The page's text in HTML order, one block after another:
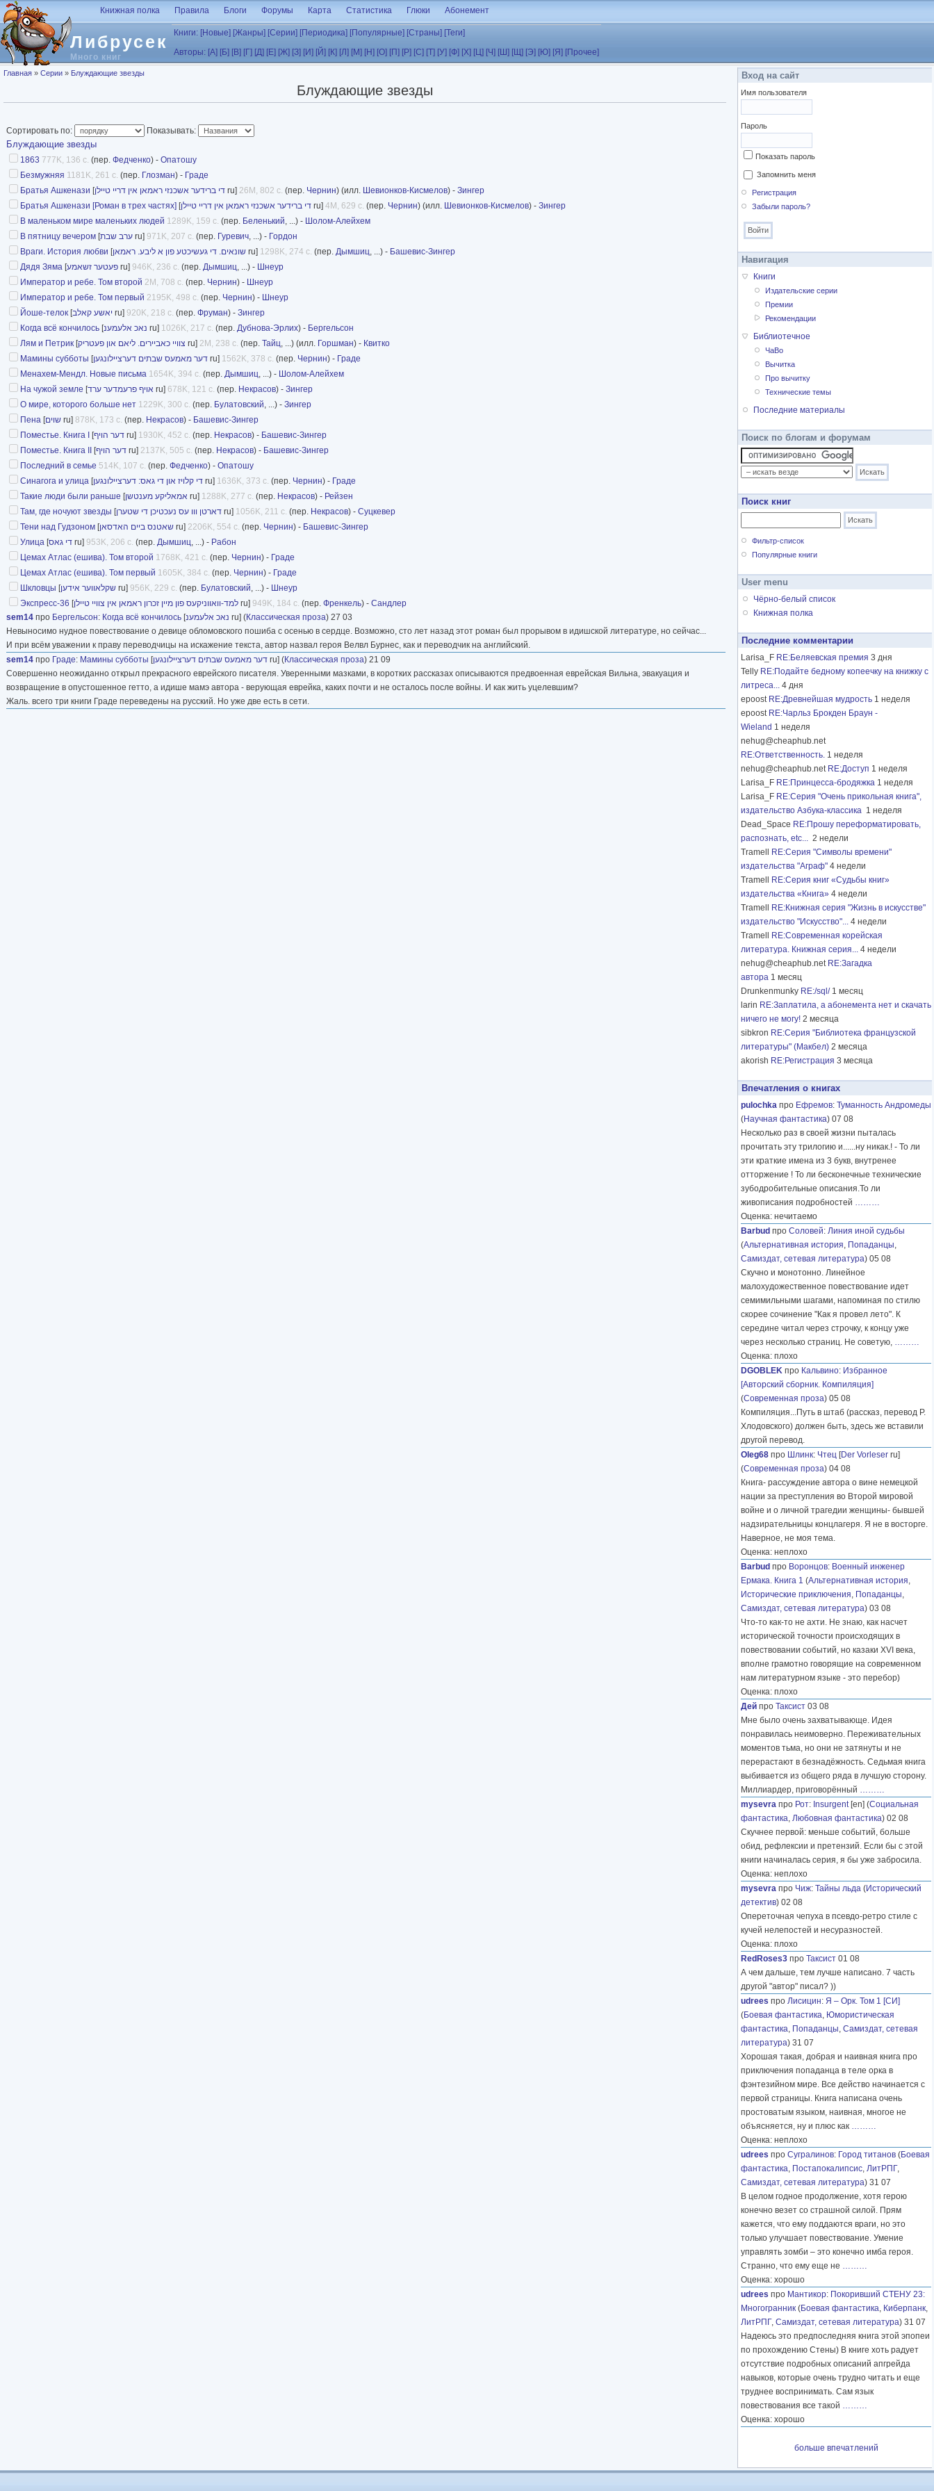
Перейти к основному содержанию
Либрусек
Много книг
Книжная полка Правила Блоги Форумы Карта Статистика Глюки Абонемент
Книги: [Новые] [Жанры] [Серии] [Периодика] [Популярные] [Страны] [Теги]
Авторы: [А] [Б] [В] [Г] [Д] [Е] [Ж] [З] [И] [Й] [К] [Л] [М] [Н] [О] [П] [Р] [С] [Т] [У] [Ф] [Х] [Ц] [Ч] [Ш] [Щ] [Э] [Ю] [Я] [Прочее]
Вы здесь
Главная » Серии » Блуждающие звезды
Блуждающие звезды
Сортировать по: Показывать:
Блуждающие звезды
1863 777K, 136 с. (пер. Федченко) - Опатошу
Безмужняя 1181K, 261 с. (пер. Глозман) - Граде
Братья Ашкенази [די ברידער אשכנזי ראמאן אין דריי טיילן ru] 26M, 802 с. (пер. Чернин) (илл. Шевионков-Кисмелов) - Зингер
Братья Ашкенази [Роман в трех частях] [די ברידער אשכנזי ראמאן אין דריי טיילן ru] 4M, 629 с. (пер. Чернин) (илл. Шевионков-Кисмелов) - Зингер
В маленьком мире маленьких людей 1289K, 159 с. (пер. Беленький, ...) - Шолом-Алейхем
В пятницу вечером [ערב שבת ru] 971K, 207 с. (пер. Гуревич, ...) - Гордон
Враги. История любви [שונאים. די געשיכטע פון א ליבע. ראמאן ru] 1298K, 274 с. (пер. Дымшиц, ...) - Башевис-Зингер
Дядя Зяма [פעטער זשאמע ru] 946K, 236 с. (пер. Дымшиц, ...) - Шнеур
Император и ребе. Том второй 2M, 708 с. (пер. Чернин) - Шнеур
Император и ребе. Том первый 2195K, 498 с. (пер. Чернин) - Шнеур
Йоше-телок [יאשע קאלב ru] 920K, 218 с. (пер. Фруман) - Зингер
Когда всё кончилось [נאכ אלעמענ ru] 1026K, 217 с. (пер. Дубнова-Эрлих) - Бергельсон
Лям и Петрик [ ru] 2M, 238 с. (пер. Тайц, ...) (илл. Горшман) - Квитко
Мамины субботы [דער מאמעס שבתים דערציילונגען ru] 1562K, 378 с. (пер. Чернин) - Граде
Менахем-Мендл. Новые письма 1654K, 394 с. (пер. Дымшиц, ...) - Шолом-Алейхем
На чужой земле [אויף פרעמדער ערד ru] 678K, 121 с. (пер. Некрасов) - Зингер
О мире, которого больше нет 1229K, 300 с. (пер. Булатовский, ...) - Зингер
Пена [שוים ru] 878K, 173 с. (пер. Некрасов) - Башевис-Зингер
Поместье. Книга I [דער הויף ru] 1930K, 452 с. (пер. Некрасов) - Башевис-Зингер
Поместье. Книга II [דער הויף ru] 2137K, 505 с. (пер. Некрасов) - Башевис-Зингер
Последний в семье 514K, 107 с. (пер. Федченко) - Опатошу
Синагога и улица [די קלויז און די גאס: דערציילונגען ru] 1636K, 373 с. (пер. Чернин) - Граде
Такие люди были раньше [אמאליקע מענטשן ru] 1288K, 277 с. (пер. Некрасов) - Рейзен
Там, где ночуют звезды [דארטן ווו עס נעכטיכן די שטערן ru] 1056K, 211 с. (пер. Некрасов) - Суцкевер
Тени над Гудзоном [שאטנס ביים האדסאן ru] 2206K, 554 с. (пер. Чернин) - Башевис-Зингер
Улица [די גאס ru] 953K, 206 с. (пер. Дымшиц, ...) - Рабон
Цемах Атлас (ешива). Том второй 1768K, 421 с. (пер. Чернин) - Граде
Цемах Атлас (ешива). Том первый 1605K, 384 с. (пер. Чернин) - Граде
Шкловцы [שקלאווער אידען ru] 956K, 229 с. (пер. Булатовский, ...) - Шнеур
Экспресс-36 [למד-וואווניקעס פון מיין זכרון ראמאן אין צוויי טיילן ru] 949K, 184 с. (пер. Френкель) - Сандлер
sem14 про Бергельсон: Когда всё кончилось [נאכ אלעמענ ru] (Классическая проза) 27 03
Невыносимо нудное повествование о девице обломовского пошиба с осенью в сердце. Возможно, сто лет назад этот роман был прорывом в идишской литературе, но сейчас...
И при всём уважении к праву переводчицы на искажение текста, автор назвал героя Велвл Бурнес, как и переводчик на английский.
sem14 про Граде: Мамины субботы [דער מאמעס שבתים דערציילונגען ru] (Классическая проза) 21 09
Совершенно неожиданно открыл прекрасного еврейского писателя. Уверенными мазками, в коротких рассказах описываются предвоенная еврейская Вильна, эвакуация и
возвращение в опустошенное гетто, а идише мамэ автора - верующая еврейка, каких почти и не осталось после войны. И как жить уцелевшим?
Жаль. всего три книги Граде переведены на русский. Но уже две есть в сети.
Вход на сайт
Имя пользователя
Пароль
Показать пароль
Запомнить меня
Регистрация
Забыли пароль?
Навигация
Книги
Издательские серии
Премии
Рекомендации
Библиотечное
ЧаВо
Вычитка
Про вычитку
Технические темы
Последние материалы
Поиск по блогам и форумам
Поиск книг
Фильтр-список
Популярные книги
User menu
Чёрно-белый список
Книжная полка
Последние комментарии
Larisa_F RE:Беляевская премия 3 дня
Telly RE:Подайте бедному копеечку на книжку с
литреса... 4 дня
epoost RE:Древнейшая мудрость 1 неделя
epoost RE:Чарльз Брокден Браун -
Wieland 1 неделя
nehug@cheaphub.net
RE:Ответственность. 1 неделя
nehug@cheaphub.net RE:Доступ 1 неделя
Larisa_F RE:Принцесса-бродяжка 1 неделя
Larisa_F RE:Серия "Очень прикольная книга",
издательство Азбука-классика 1 неделя
Dead_Space RE:Прошу переформатировать,
распознать, etc... 2 недели
Tramell
RE:Серия "Символы времени"
издательства "Аграф" 4 недели
Tramell
RE:Серия книг «Судьбы книг»
издательства «Книга» 4 недели
Tramell
RE:Книжная серия "Жизнь в искусстве"
издательство "Искусство"... 4 недели
Tramell
RE:Современная корейская
литература. Книжная серия... 4 недели
nehug@cheaphub.net RE:Загадка
автора 1 месяц
Drunkenmunky RE:/sql/ 1 месяц
larin RE:Заплатила, а абонемента нет и скачать
ничего не могу! 2 месяца
sibkron RE:Серия "Библиотека французской
литературы" (Макбел) 2 месяца
akorish RE:Регистрация 3 месяца
Впечатления о книгах
pulochka про Ефремов: Туманность Андромеды
(Научная фантастика) 07 08
Несколько раз в своей жизни пыталась
прочитать эту трилогию и......ну никак.! - То ли
эти краткие имена из 3 букв, внутренее
отторжение ! То ли бесконечные технические
зубодробительные описания.То ли
живописания подробностей ………
Оценка: нечитаемо
Barbud про Соловей: Линия иной судьбы
(Альтернативная история, Попаданцы,
Самиздат, сетевая литература) 05 08
Скучно и монотонно. Линейное
малохудожественное повествование идет
семимильными шагами, напоминая по стилю
скорее сочинение "Как я провел лето". К
середине читал через строчку, к концу уже
через несколько страниц. Не советую, ………
Оценка: плохо
DGOBLEK про Кальвино: Избранное
[Авторский сборник. Компиляция]
(Современная проза) 05 08
Компиляция...Путь в штаб (рассказ, перевод Р.
Хлодовского) должен быть, здесь же вставили
другой перевод.
Oleg68 про Шлинк: Чтец [Der Vorleser ru]
(Современная проза) 04 08
Книга- рассуждение автора о вине немецкой
нации за преступления во Второй мировой
войне и о личной трагедии женщины- бывшей
надзирательницы концлагеря. Я не в восторге.
Наверное, не моя тема.
Оценка: неплохо
Barbud про Воронцов: Военный инженер
Ермака. Книга 1 (Альтернативная история,
Исторические приключения, Попаданцы,
Самиздат, сетевая литература) 03 08
Что-то как-то не ахти. Не знаю, как насчет
исторической точности происходящих в
повествовании событий, но казаки XVI века,
вполне грамотно говорящие на современном
нам литературном языке - это перебор)
Оценка: плохо
Дей про Таксист 03 08
Мне было очень захватывающе. Идея
понравилась неимоверно. Переживательных
моментов тьма, но они не затянуты и не
перерастают в безнадёжность. Седьмая книга
выбивается из общего ряда в лучшую сторону.
Миллиардер, приговорённый ………
mysevra про Рот: Insurgent[en] (Социальная
фантастика, Любовная фантастика) 02 08
Скучнее первой: меньше событий, больше
обид, рефлексии и претензий. Если бы с этой
книги начиналась серия, я бы уже забросила.
Оценка: неплохо
mysevra про Чиж: Тайны льда (Исторический
детектив) 02 08
Опереточная чепуха в псевдо-ретро стиле с
кучей нелепостей и несуразностей.
Оценка: плохо
RedRoses3 про Таксист 01 08
А чем дальше, тем лучше написано. 7 часть
другой "автор" писал? ))
udrees про Лисицин: Я – Орк. Том 1 [СИ]
(Боевая фантастика, Юмористическая
фантастика, Попаданцы, Самиздат, сетевая
литература) 31 07
Хорошая такая, добрая и наивная книга про
приключения попаданца в теле орка в
фэнтезийном мире. Все действо начинается с
первой страницы. Книга написана очень
простоватым языком, наивная, многое не
объясняется, ну и плюс как ………
Оценка: неплохо
udrees про Сугралинов: Город титанов (Боевая
фантастика, Постапокалипсис, ЛитРПГ,
Самиздат, сетевая литература) 31 07
В целом годное продолжение, хотя герою
конечно везет со страшной силой. Прям
кажется, что ему поддаются враги, но это
только улучшает повествование. Умение
управлять зомби – это конечно имба героя.
Странно, что ему еще не ………
Оценка: хорошо
udrees про Мантикор: Покоривший СТЕНУ 23:
Многогранник (Боевая фантастика, Киберпанк,
ЛитРПГ, Самиздат, сетевая литература) 31 07
Надеюсь это предпоследняя книга этой эпопеи
по прохождению Стены) В книге хоть радует
отсутствие подробных описаний апгрейда
навыков, которые очень трудно читать и еще
труднее воспринимать. Сам язык
повествования все такой ………
Оценка: хорошо
больше впечатлений